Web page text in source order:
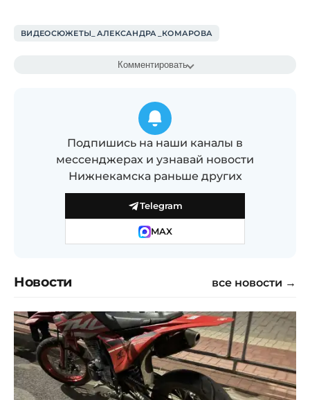
ВИДЕОСЮЖЕТЫ_АЛЕКСАНДРА_КОМАРОВА
Комментировать
Подпишись на наши каналы в
мессенджерах и узнавай новости
Нижнекамска раньше других
Telegram
MAX
Новости все новости →